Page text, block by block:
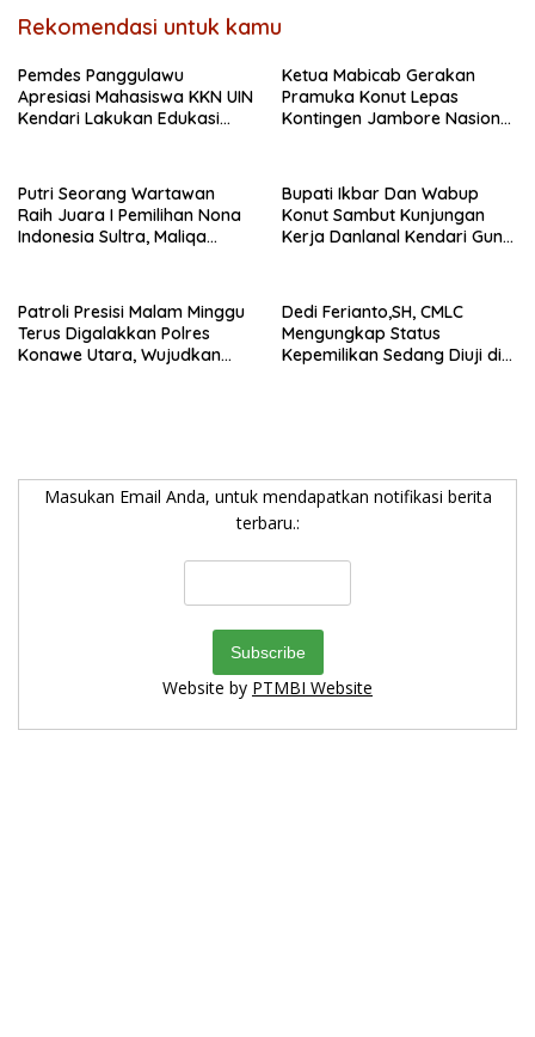
Rekomendasi untuk kamu
Pemdes Panggulawu
Apresiasi Mahasiswa KKN UIN
Kendari Lakukan Edukasi
Ketua Mabicab Gerakan
Pramuka Konut Lepas
Kontingen Jambore Nasional
Putri Seorang Wartawan
‎Raih Juara I Pemilihan Nona
Indonesia Sultra, Maliqa
Pada Pemilihan NONA
Indonesia
Bupati Ikbar Dan Wabup
Konut Sambut Kunjungan
Kerja Danlanal Kendari Guna
Patroli Presisi Malam Minggu
Terus Digalakkan Polres
Konawe Utara, Wujudkan
Dedi Ferianto,SH, CMLC
Mengungkap Status
Kepemilikan Sedang Diuji di
Masukan Email Anda, untuk mendapatkan notifikasi berita
terbaru.:
Website by PTMBI Website